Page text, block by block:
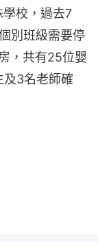
學校，過去7
別班級需要停
，共有25位嬰
及3名老師確